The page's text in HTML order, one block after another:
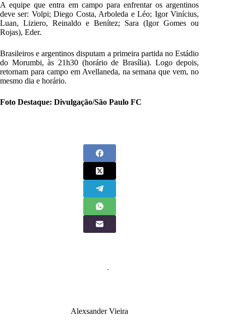
A equipe que entra em campo para enfrentar os argentinos
deve ser: Volpi; Diego Costa, Arboleda e Léo; Igor Vinícius,
Luan, Liziero, Reinaldo e Benítez; Sara (Igor Gomes ou
Rojas), Eder.
Brasileiros e argentinos disputam a primeira partida no Estádio
do Morumbi, às 21h30 (horário de Brasília). Logo depois,
retornam para campo em Avellaneda, na semana que vem, no
mesmo dia e horário.
Foto Destaque: Divulgação/São Paulo FC
Alexsander Vieira